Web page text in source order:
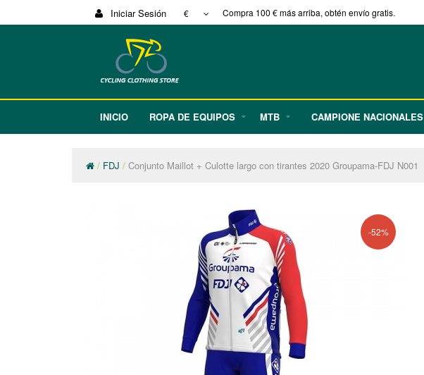
Iniciar Sesión € Compra 100 € más arriba, obtén envío gratis.
INICIO ROPA DE EQUIPOS MTB CAMPIONE NACIONALES
FDJ Conjunto Maillot + Culotte largo con tirantes 2020 Groupama-FDJ N001
-52%